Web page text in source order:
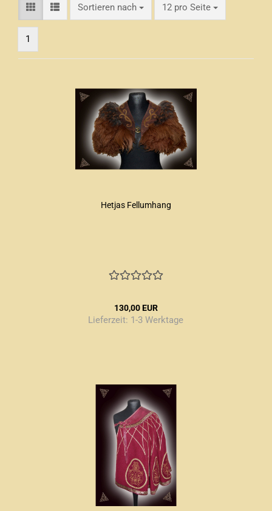
Sortieren nach
Sortieren nach 12 pro Seite
pro Seite
1
Hetjas Fellumhang
130,00 EUR
Lieferzeit: 1-3 Werktage